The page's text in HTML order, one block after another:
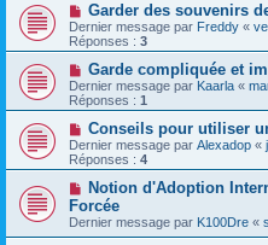
Garder des souvenirs
Dernier message par Freddy «
Réponses : 3
Garde compliquée et
Dernier message par Kaarla «
Réponses : 1
Conseils pour utiliser
Dernier message par Alexadop «
Réponses : 4
Notion d'Adoption
Forcée
Dernier message par K100Dre «